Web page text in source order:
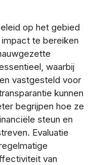
op het gebied
te bereiken
waarbij
vastgesteld voor
kunnen
begrijpen hoe ze
steun en
Evaluatie
van